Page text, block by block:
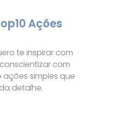
Ações
te inspirar com
com
ações simples que
detalhe.